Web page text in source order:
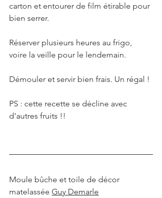
carton et entourer de film étirable pour
bien serrer.
Réserver plusieurs heures au frigo,
voire la veille pour le lendemain.
Démouler et servir bien frais. Un régal !
PS : cette recette se décline avec
d'autres fruits !!
Moule bûche et toile de décor
matelassée Guy Demarle